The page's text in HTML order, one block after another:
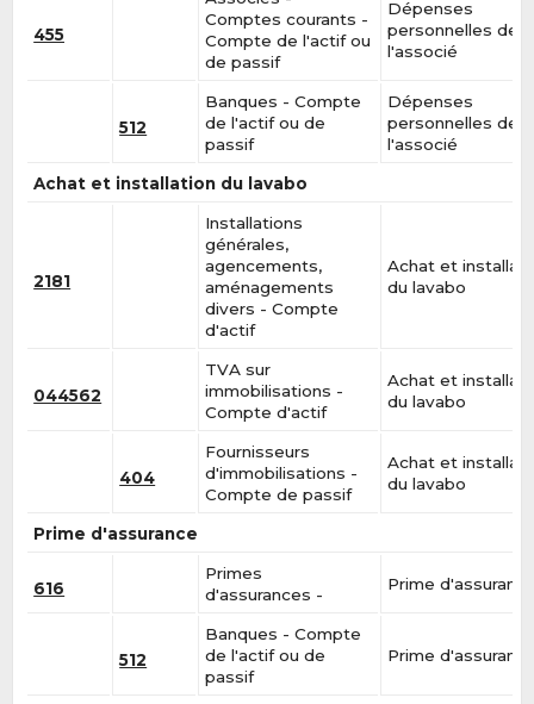
455
Comptes courants -
Compte de l'actif ou
de passif
Dépenses
personnelles de
l'associé
512
Banques - Compte
de l'actif ou de
passif
Dépenses
personnelles de
l'associé
Achat et installation du lavabo
2181
Installations
générales,
agencements,
aménagements
divers - Compte
d'actif
Achat et
du lavabo
044562
TVA sur
immobilisations -
Compte d'actif
Achat et
du lavabo
404
Fournisseurs
d'immobilisations -
Compte de passif
Achat et
du lavabo
Prime d'assurance
616
Primes
d'assurances -
Prime
512
Banques - Compte
de l'actif ou de
passif
Prime